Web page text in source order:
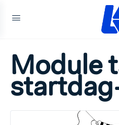
Module